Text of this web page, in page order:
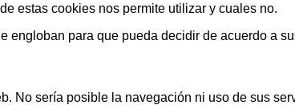
estas cookies nos permite utilizar y cuales no.
engloban para que pueda decidir de acuerdo a
No sería posible la navegación ni uso de sus